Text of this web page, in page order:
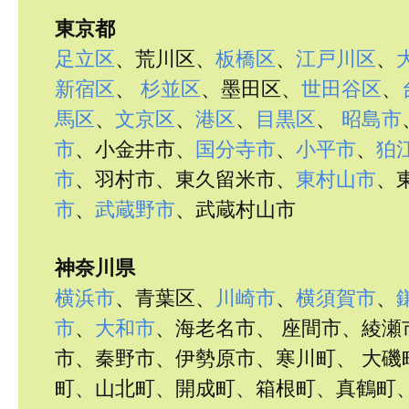
東京都
足立区、荒川区、 板橋区、 江戸川区、
新宿区、 杉並区、墨田区、 世田谷区、
馬区、 文京区、 港区、 目黒区、 昭島市
市、小金井市、 国分寺市、 小平市、 狛
市、羽村市、東久留米市、 東村山市、
市、 武蔵野市、武蔵村山市
神奈川県
横浜市、青葉区、 川崎市、 横須賀市、
市、 大和市、海老名市、 座間市、綾
市、秦野市、伊勢原市、寒川町、 大
町、山北町、開成町、箱根町、真鶴町